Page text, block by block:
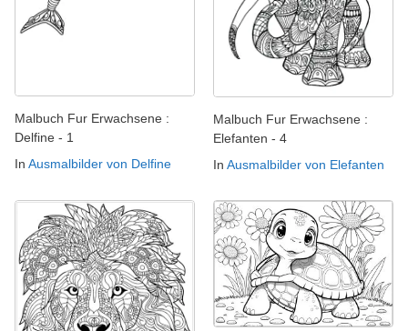
Malbuch Fur Erwachsene :
Delfine - 1
In Ausmalbilder von Delfine
Malbuch Fur Erwachsene :
Elefanten - 4
In Ausmalbilder von Elefanten